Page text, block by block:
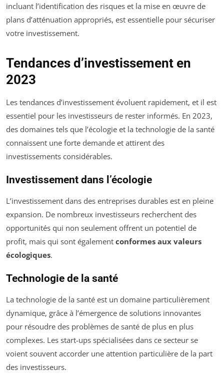
incluant l’identification des risques et la mise en œuvre de
plans d’atténuation appropriés, est essentielle pour sécuriser
votre investissement.
Tendances d’investissement en
2023
Les tendances d’investissement évoluent rapidement, et il est
essentiel pour les investisseurs de rester informés. En 2023,
des domaines tels que l’écologie et la technologie de la santé
connaissent une forte demande et attirent des
investissements considérables.
Investissement dans l’écologie
L’investissement dans des entreprises durables est en pleine
expansion. De nombreux investisseurs recherchent des
opportunités qui non seulement offrent un potentiel de
profit, mais qui sont également conformes aux valeurs
écologiques.
Technologie de la santé
La technologie de la santé est un domaine particulièrement
dynamique, grâce à l’émergence de solutions innovantes
pour résoudre des problèmes de santé de plus en plus
complexes. Les start-ups spécialisées dans ce secteur se
voient souvent accorder une attention particulière de la part
des investisseurs.